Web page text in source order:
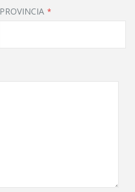
PROVINCIA